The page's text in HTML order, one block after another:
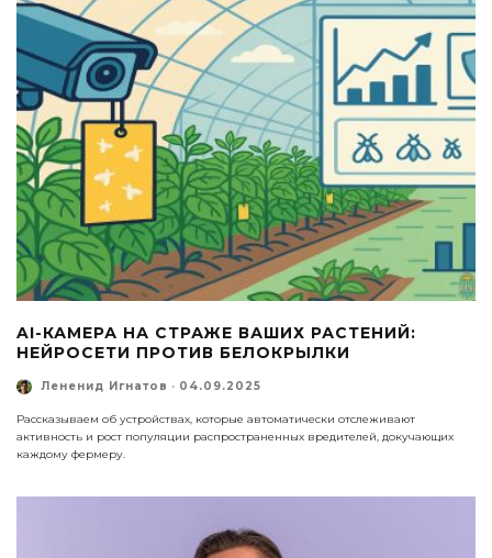
AI-КАМЕРА НА СТРАЖЕ ВАШИХ РАСТЕНИЙ:
НЕЙРОСЕТИ ПРОТИВ БЕЛОКРЫЛКИ
Лененид Игнатов · 04.09.2025
Рассказываем об устройствах, которые автоматически отслеживают
активность и рост популяции распространенных вредителей, докучающих
каждому фермеру.